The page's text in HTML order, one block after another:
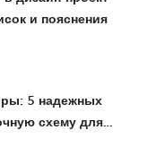
и пояснения
5 надежных
схему для